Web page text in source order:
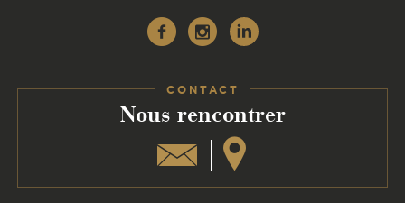
CONTACT
Nous rencontrer